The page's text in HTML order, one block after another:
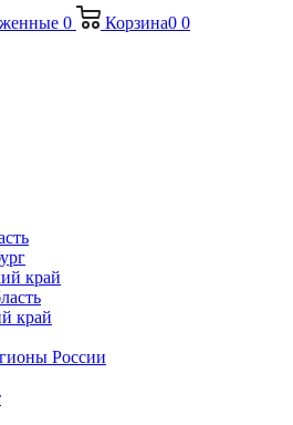
0 Корзина0 0
край
край
России